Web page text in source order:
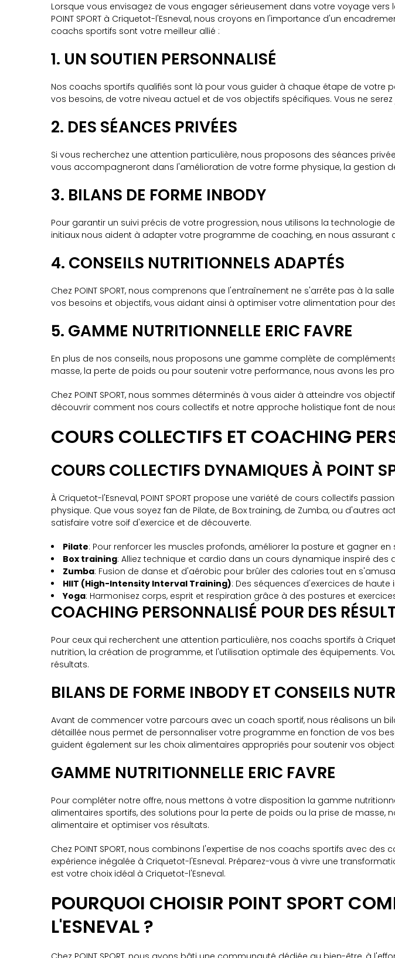
Lorsque vous envisagez de vous engager sérieusement dans votre voyage
POINT SPORT à Criquetot-l'Esneval, nous croyons en l'importance d'un
coachs sportifs sont votre meilleur allié :
1. UN SOUTIEN PERSONNALISÉ
Nos coachs sportifs qualifiés sont là pour vous guider à chaque étape de
vos besoins, de votre niveau actuel et de vos objectifs spécifiques. Vous ne
2. DES SÉANCES PRIVÉES
Si vous recherchez une attention particulière, nous proposons des séances
vous accompagneront dans l'amélioration de votre forme physique, la gestion
3. BILANS DE FORME INBODY
Pour garantir un suivi précis de votre progression, nous utilisons la technologie
initiaux nous aident à adapter votre programme de coaching, en nous assurant
4. CONSEILS NUTRITIONNELS ADAPTÉS
Chez POINT SPORT, nous comprenons que l'entraînement ne s'arrête pas à la
vos besoins et objectifs, vous aidant ainsi à optimiser votre alimentation pour
5. GAMME NUTRITIONNELLE ERIC FAVRE
En plus de nos conseils, nous proposons une gamme complète de
masse, la perte de poids ou pour soutenir votre performance, nous avons les
Chez POINT SPORT, nous sommes déterminés à vous aider à atteindre vos
découvrir comment nos cours collectifs et notre approche holistique font de
COURS COLLECTIFS ET COACHING
COURS COLLECTIFS DYNAMIQUES À POINT
À Criquetot-l'Esneval, POINT SPORT propose une variété de cours collectifs
physique. Que vous soyez fan de Pilate, de Box training, de Zumba, ou d'autres
satisfaire votre soif d'exercice et de découverte.
Pilate: Pour renforcer les muscles profonds, améliorer la posture et gagner en
Box training: Alliez technique et cardio dans un cours dynamique inspiré des
Zumba: Fusion de danse et d'aérobic pour brûler des calories tout en
HIIT (High-Intensity Interval Training): Des séquences d'exercices de
Yoga: Harmonisez corps, esprit et respiration grâce à des postures et
COACHING PERSONNALISÉ POUR DES
Pour ceux qui recherchent une attention particulière, nos coachs sportifs à
nutrition, la création de programme, et l'utilisation optimale des équipements.
résultats.
BILANS DE FORME INBODY ET CONSEILS
Avant de commencer votre parcours avec un coach sportif, nous réalisons un
détaillée nous permet de personnaliser votre programme en fonction de vos
guident également sur les choix alimentaires appropriés pour soutenir vos
GAMME NUTRITIONNELLE ERIC FAVRE
Pour compléter notre offre, nous mettons à votre disposition la gamme
alimentaires sportifs, des solutions pour la perte de poids ou la prise de
alimentaire et optimiser vos résultats.
Chez POINT SPORT, nous combinons l'expertise de nos coachs sportifs avec
expérience inégalée à Criquetot-l'Esneval. Préparez-vous à vivre une
est votre choix idéal à Criquetot-l'Esneval.
POURQUOI CHOISIR POINT SPORT
L'ESNEVAL ?